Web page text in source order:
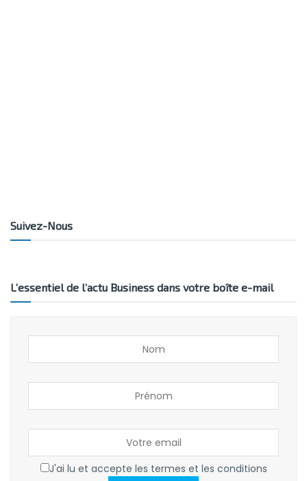
Suivez-Nous
L’essentiel de l’actu Business dans votre boîte e-mail
J'ai lu et accepte les termes et les conditions